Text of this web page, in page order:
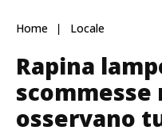
Home Locale
Rapina
osservano